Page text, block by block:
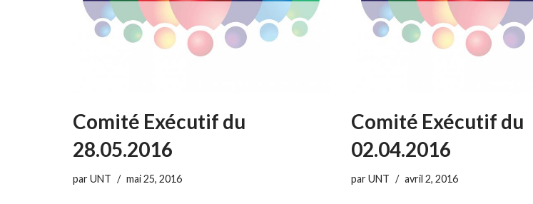
Comité Exécutif du
28.05.2016
parUNT mai 25, 2016
Comité Exécutif du
02.04.2016
parUNT avril 2, 2016